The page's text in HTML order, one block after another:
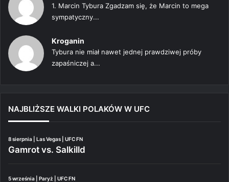
1. Marcin Tybura Zgadzam się, że Marcin to mega
sympatyczny...
Kroganin
Tybura nie miał nawet jednej prawdziwej próby
zapaśniczej a...
NAJBLIŻSZE WALKI POLAKÓW W UFC
8 sierpnia | Las Vegas | UFC FN
Gamrot vs. Salkilld
5 września | Paryż | UFC FN